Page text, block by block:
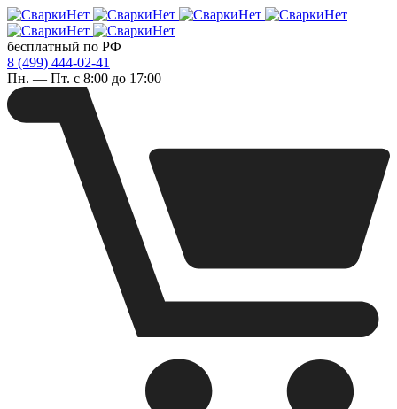
бесплатный по РФ
8 (499) 444-02-41
Пн. — Пт. с 8:00 до 17:00